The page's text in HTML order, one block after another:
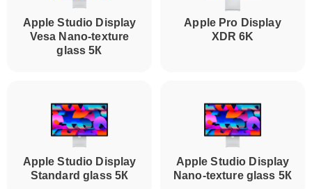
Apple Studio Display
Vesa Nano-texture
glass 5К
Apple Pro Display
XDR 6K
Apple Studio Display
Standard glass 5К
Apple Studio Display
Nano-texture glass 5К